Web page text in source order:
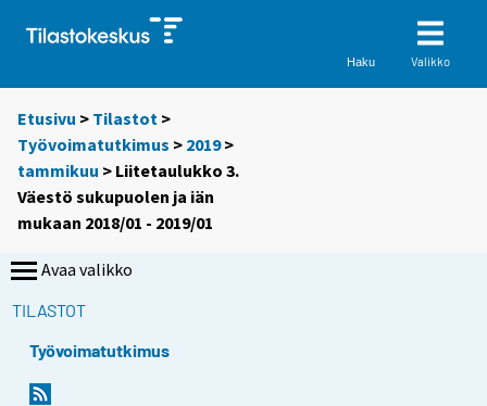
Haku Valikko
Etusivu > Tilastot >
Työvoimatutkimus > 2019>
tammikuu > Liitetaulukko 3.
Väestö sukupuolen ja iän
mukaan 2018/01 - 2019/01
Avaa valikko
TILASTOT
Työvoimatutkimus